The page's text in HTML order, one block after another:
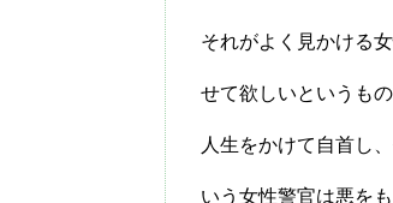
それがよく見かける
せて欲しいというもの
人生をかけて自首し
いう女性警官は悪を